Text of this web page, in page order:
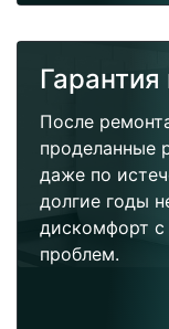
Гарантия
После
проделанные
даже по
долгие годы
дискомфорт с
проблем.